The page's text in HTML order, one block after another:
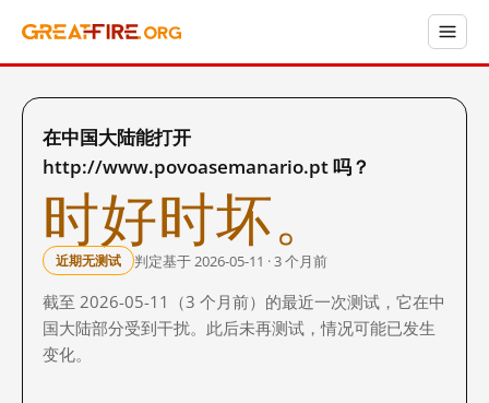
在中国大陆能打开
http://www.povoasemanario.pt 吗？
时好时坏。
近期无测试 判定基于 2026-05-11 · 3 个月前
截至 2026-05-11（3 个月前）的最近一次测试，它在中
国大陆部分受到干扰。此后未再测试，情况可能已发生
变化。